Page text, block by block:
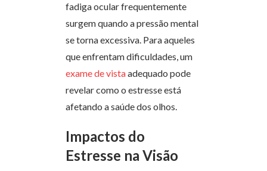
fadiga ocular frequentemente
surgem quando a pressão mental
se torna excessiva. Para aqueles
que enfrentam dificuldades, um
exame de vistaadequado pode
revelar como o estresse está
afetando a saúde dos olhos.
Impactos do
Estresse na Visão